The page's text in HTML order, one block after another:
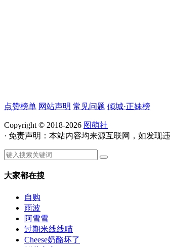
点赞榜单 网站声明 常见问题 倾城·正妹榜
Copyright © 2018-2026 图萌社
· 免责声明：本站内容均来源互联网，如发现
大家都在搜
自购
雨波
阿雪雪
过期米线线喵
Cheese奶酪坏了